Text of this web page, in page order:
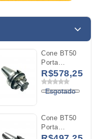
Cone BT50
Porta
Cabeçote
40MM
L50MM
R$578,25
Esgotado
Cone BT50
Porta
Cabeçote